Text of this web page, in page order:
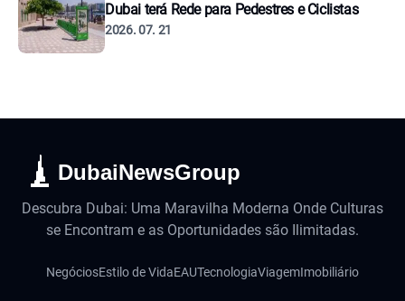
Dubai terá Rede para Pedestres e Ciclistas
2026. 07. 21
DubaiNewsGroup
Descubra Dubai: Uma Maravilha Moderna Onde Culturas
se Encontram e as Oportunidades são Ilimitadas.
NegóciosEstilo de VidaEAUTecnologiaViagemImobiliário